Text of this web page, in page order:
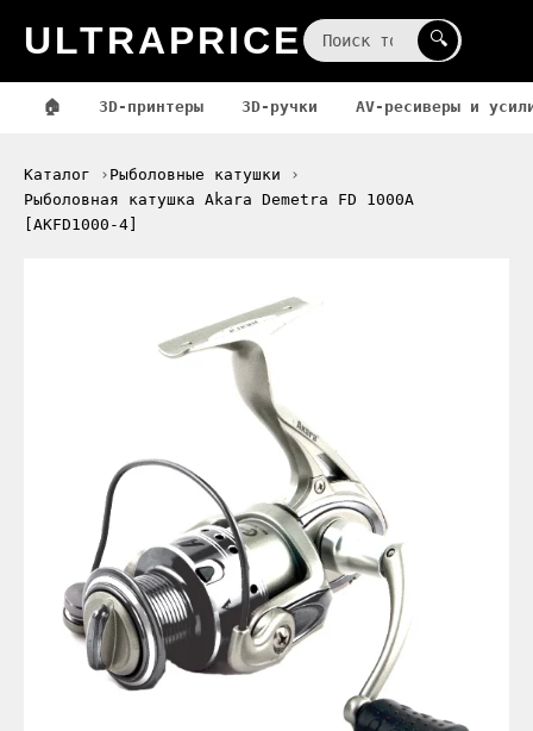
ULTRAPRICE 🔍
🏠 3D-принтеры 3D-ручки AV-ресиверы и
Каталог
Рыболовные катушки
Рыболовная катушка Akara Demetra FD 1000A
[AKFD1000-4]